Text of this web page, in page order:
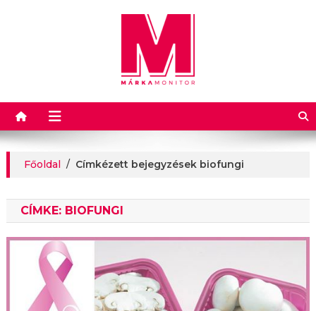
Márkamonitor
Főoldal / Címkézett bejegyzések biofungi
CÍMKE: BIOFUNGI